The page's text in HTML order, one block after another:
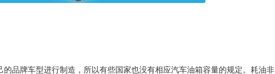
的品牌车型进行制造，所以有些国家也没有相应汽车油箱容量的规定。耗油非